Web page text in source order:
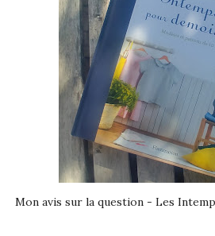
Mon avis sur la question - Les